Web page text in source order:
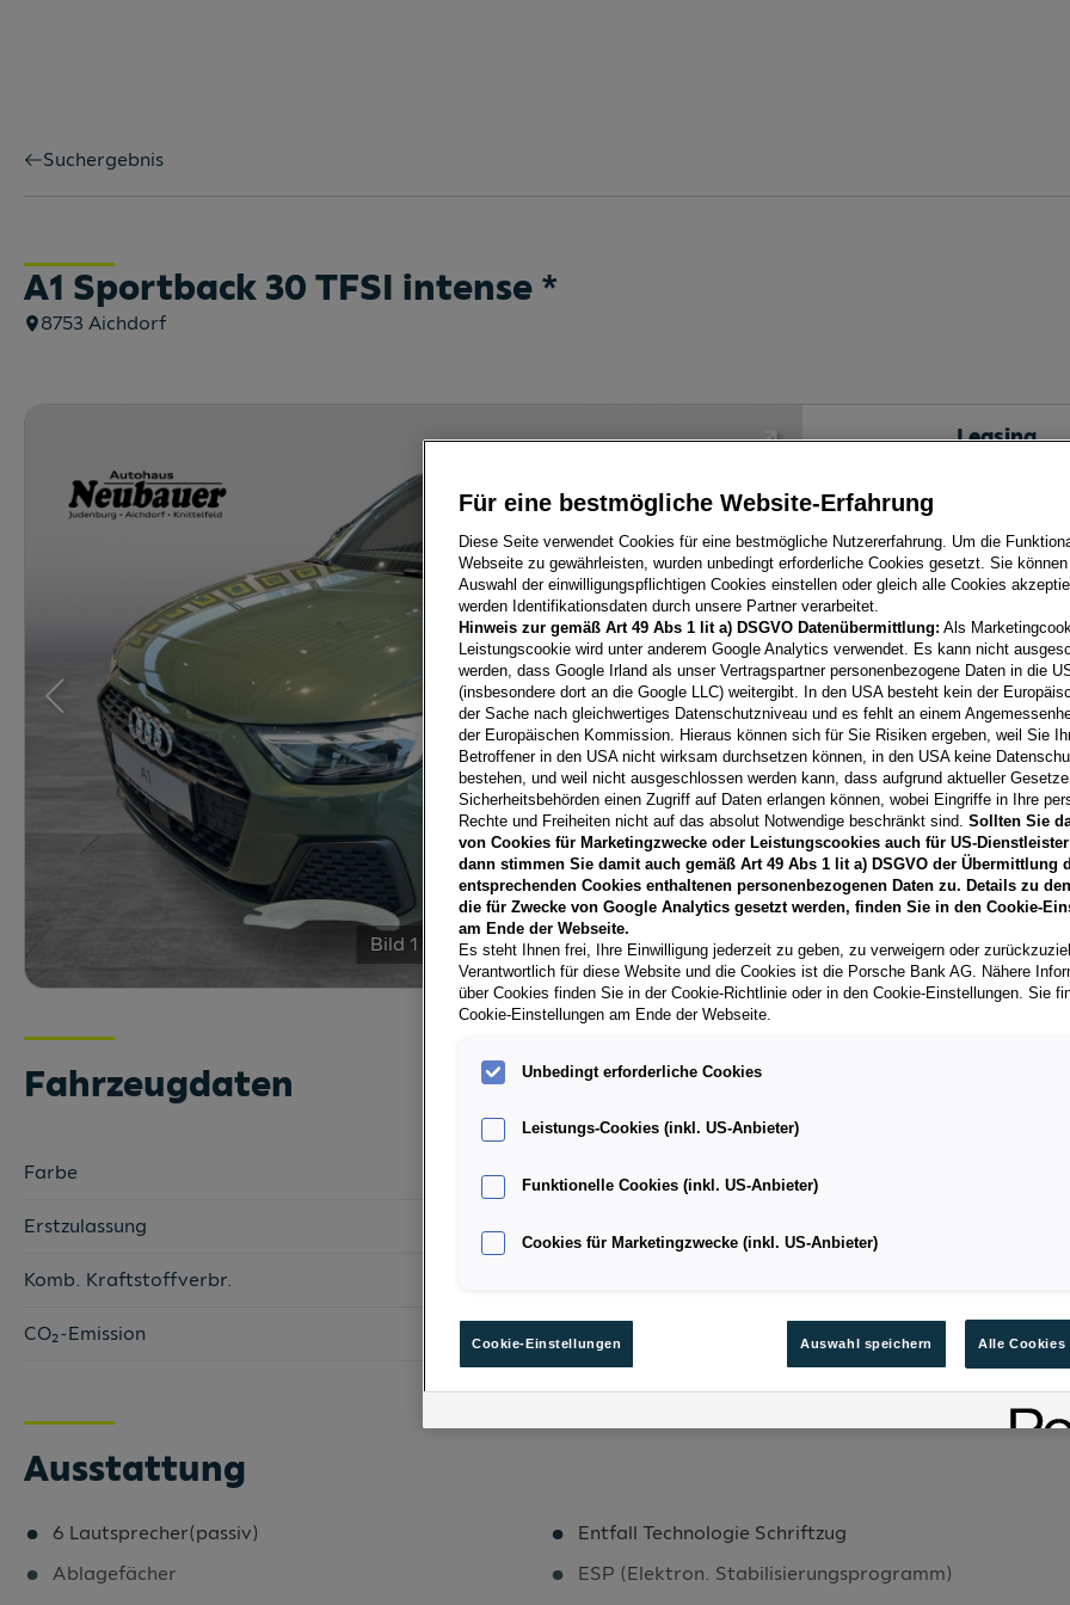
Suchergebnis
A1 Sportback 30 TFSI intense *
8753 Aichdorf
Bild 1
Leasing
Laufzeit
60 Monate
Händler
**Freibleibendes
Vertragsgebühr EUR
Gesamtleasingbetrag EUR
variabel, Effektivzinssatz
Verkaufsberater freut sich
können.
Fahrzeugdaten
Farbe
Erstzulassung
Komb. Kraftstoffverbr.
CO₂-Emission Bestandsnummer
Ausstattung
6 Lautsprecher(passiv)
Ablagefächer
Entfall Technologie Schriftzug
ESP (Elektron. Stabilisierungsprogramm)
Für eine bestmögliche Website-Erfahrung
Diese Seite verwendet Cookies für eine bestmögliche Nutzererfahrung. Um die
Webseite zu gewährleisten, wurden unbedingt erforderliche Cookies gesetzt. Sie
Auswahl der einwilligungspflichtigen Cookies einstellen oder gleich alle Cookies
werden Identifikationsdaten durch unsere Partner verarbeitet.
Hinweis zur gemäß Art 49 Abs 1 lit a) DSGVO Datenübermittlung: Als
Leistungscookie wird unter anderem Google Analytics verwendet. Es kann nicht
werden, dass Google Irland als unser Vertragspartner personenbezogene Daten in die
(insbesondere dort an die Google LLC) weitergibt. In den USA besteht kein der
der Sache nach gleichwertiges Datenschutzniveau und es fehlt an einem
der Europäischen Kommission. Hieraus können sich für Sie Risiken ergeben, weil Sie
Betroffener in den USA nicht wirksam durchsetzen können, in den USA keine
bestehen, und weil nicht ausgeschlossen werden kann, dass aufgrund aktueller
Sicherheitsbehörden einen Zugriff auf Daten erlangen können, wobei Eingriffe in Ihre
Rechte und Freiheiten nicht auf das absolut Notwendige beschränkt sind. Sollten Sie
von Cookies für Marketingzwecke oder Leistungscookies auch für US-
dann stimmen Sie damit auch gemäß Art 49 Abs 1 lit a) DSGVO der Übermittlung
entsprechenden Cookies enthaltenen personenbezogenen Daten zu. Details zu
die für Zwecke von Google Analytics gesetzt werden, finden Sie in den Cookie-
am Ende der Webseite.
Es steht Ihnen frei, Ihre Einwilligung jederzeit zu geben, zu verweigern oder
Verantwortlich für diese Website und die Cookies ist die Porsche Bank AG. Nähere
über Cookies finden Sie in der Cookie-Richtlinie oder in den Cookie-Einstellungen. Sie
Cookie-Einstellungen am Ende der Webseite.
Unbedingt erforderliche Cookies
Leistungs-Cookies (inkl. US-Anbieter)
Funktionelle Cookies (inkl. US-Anbieter)
Cookies für Marketingzwecke (inkl. US-Anbieter)
Cookie-Einstellungen Auswahl speichern Alle Cookies